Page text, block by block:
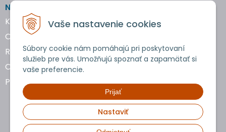
Vaše nastavenie cookies
Súbory cookie nám pomáhajú pri poskytovaní
služieb pre vás. Umožňujú spoznať a zapamätať si
vaše preferencie.
Prijať
Nastaviť
NAKUPOVANIE
Katalógy náradia
Obchodné podmienky
Reklamácie a vrátenie tovaru
Ochrana osobných údajov
Používanie cookies